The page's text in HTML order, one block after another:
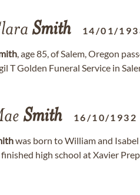
Smith 14/01/
, age 85, of Salem, Oregon
T Golden Funeral Service in
Smith 16/10/1932
was born to William and
finished high school at Xavier